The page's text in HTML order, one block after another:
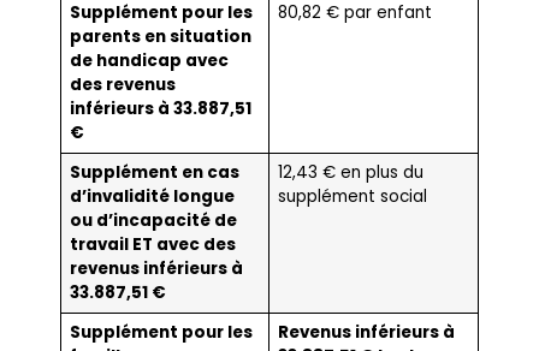
Supplément pour les
parents en situation
de handicap avec
des revenus
inférieurs à 33.887,51
€
80,82 € par enfant
Supplément en cas
d’invalidité longue
ou d’incapacité de
travail ET avec des
revenus inférieurs à
33.887,51 €
12,43 € en plus du
supplément social
Supplément pour les
Revenus inférieurs à